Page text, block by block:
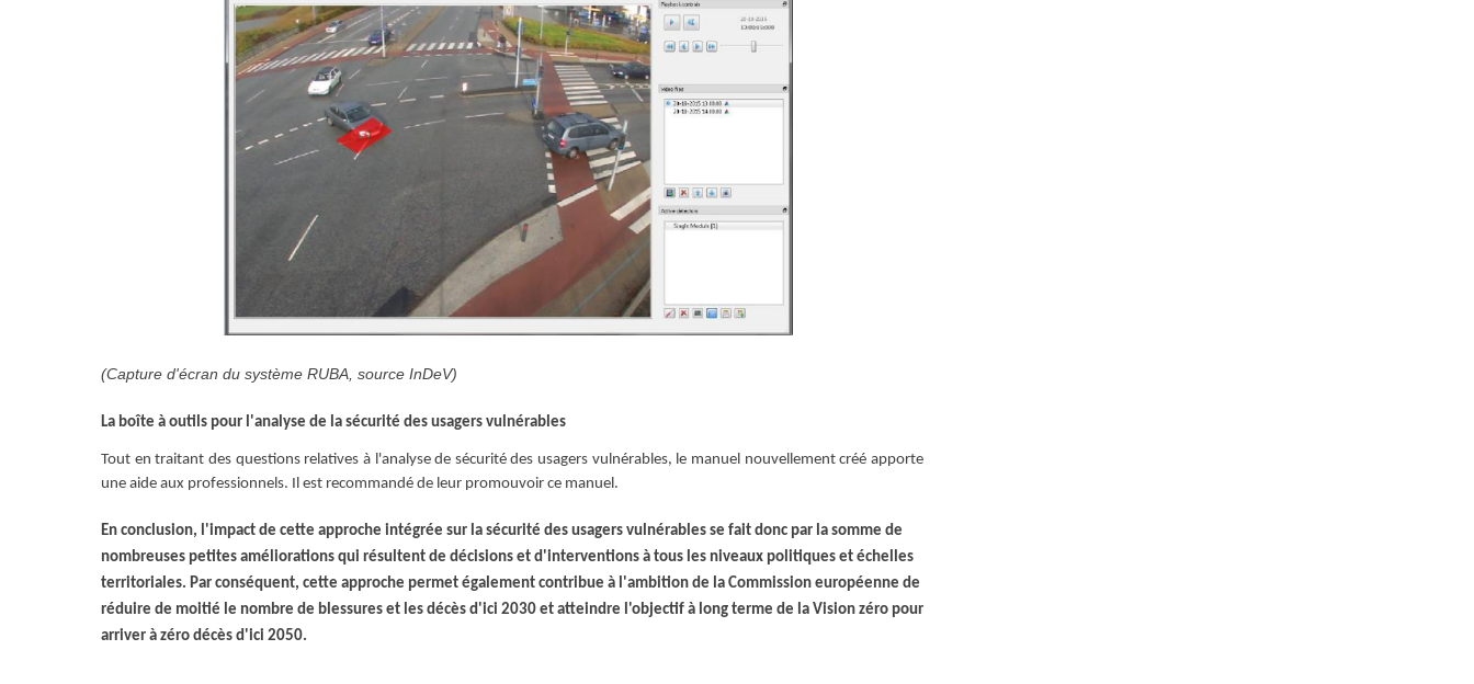
(Capture d'écran du système RUBA, source InDeV)
La boîte à outils pour l'analyse de la sécurité des usagers vulnérables
Tout en traitant des questions relatives à l'analyse de sécurité des usagers vulnérables, le manuel nouvellement créé apporte
une aide aux professionnels. Il est recommandé de leur promouvoir ce manuel.
En conclusion, l'impact de cette approche intégrée sur la sécurité des usagers vulnérables se fait donc par la somme de
nombreuses petites améliorations qui résultent de décisions et d'interventions à tous les niveaux politiques et échelles
territoriales. Par conséquent, cette approche permet également contribue à l'ambition de la Commission européenne de
réduire de moitié le nombre de blessures et les décès d'ici 2030 et atteindre l'objectif à long terme de la Vision zéro pour
arriver à zéro décès d'ici 2050.